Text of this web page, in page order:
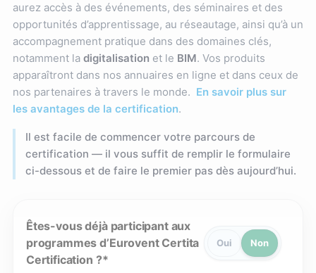
aurez accès à des événements, des séminaires et des
opportunités d’apprentissage, au réseautage, ainsi qu’à un
accompagnement pratique dans des domaines clés,
notamment la digitalisation et le BIM. Vos produits
apparaîtront dans nos annuaires en ligne et dans ceux de
nos partenaires à travers le monde. En savoir plus sur
les avantages de la certification.
Il est facile de commencer votre parcours de
certification — il vous suffit de remplir le formulaire
ci-dessous et de faire le premier pas dès aujourd’hui.
Êtes-vous déjà participant aux
programmes d’Eurovent Certita
Certification ?
Oui Non